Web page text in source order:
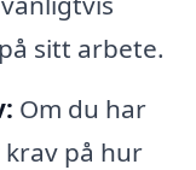
sitt arbete.
Om du har
krav på hur